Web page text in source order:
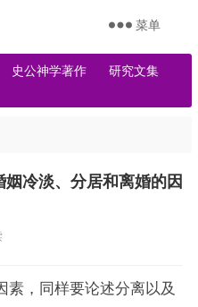
史公神学著作
研究文集
菜单
冷淡、分居和离婚的因
素，同样要论述分离以及